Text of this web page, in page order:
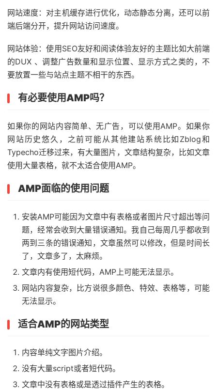
网站速度：对主机缓存进行优化，动态静态分离，还可以前
端后端分开，提升网站访问速度。
网站体验：使用SEO友好和阅读体验友好的主题比如大前端
的DUX 、调整广告数量和显示位置、显示方式之类的，不
要放置一些与站点主题不相干的东西。
有必要使用AMP吗？
如果你的网站内容简单、无广告，可以使用AMP。如果你
网站历史悠久，之前可能从其他建站系统比如Zblog和
Typecho迁移过来，有大量图片，文章结构复杂，比如文章
使用大量表格，就不太适合使用AMP。
AMP面临的使用问题
安装AMP可能因为文章中有表格或者图片尺寸超出等问
题，经常会收到大量错误通知。我自己每周几乎都收到
两到三条的错误通知，文章虽然可以修改，但是时间长
了，文章多了，太麻烦。
文章内有使用短代码，AMP上可能无法显示。
网站内容复杂，比方说很多颜色、特效、表格等，可能
无法显示。
适合AMP的网站类型
内容单纯文字图片介绍。
没有大量script或者短代码。
文章中没有表格或是透过插件产生的表格。